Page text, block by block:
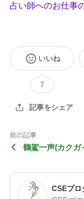
占い師へのお仕事
いいね
7
記事をシェア
前の記事
鶴駕一声(カクガ
CSEプロ